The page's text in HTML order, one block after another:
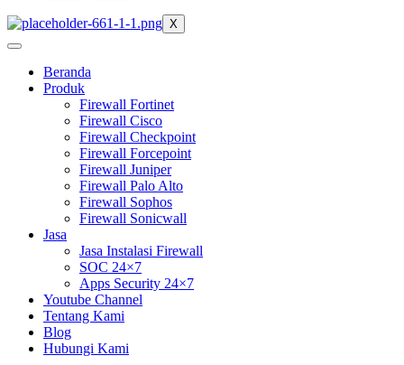
X
Beranda
Produk
Firewall Fortinet
Firewall Cisco
Firewall Checkpoint
Firewall Forcepoint
Firewall Juniper
Firewall Palo Alto
Firewall Sophos
Firewall Sonicwall
Jasa
Jasa Instalasi Firewall
SOC 24×7
Apps Security 24×7
Youtube Channel
Tentang Kami
Blog
Hubungi Kami